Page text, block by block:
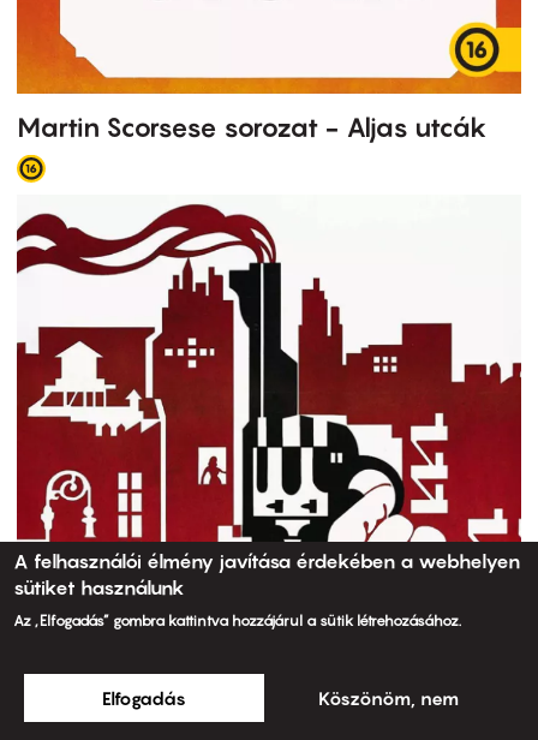
Martin Scorsese sorozat - Aljas utcák
A felhasználói élmény javítása érdekében a webhelyen
sütiket használunk
Az „Elfogadás” gombra kattintva hozzájárul a sütik létrehozásához.
Elfogadás Köszönöm, nem